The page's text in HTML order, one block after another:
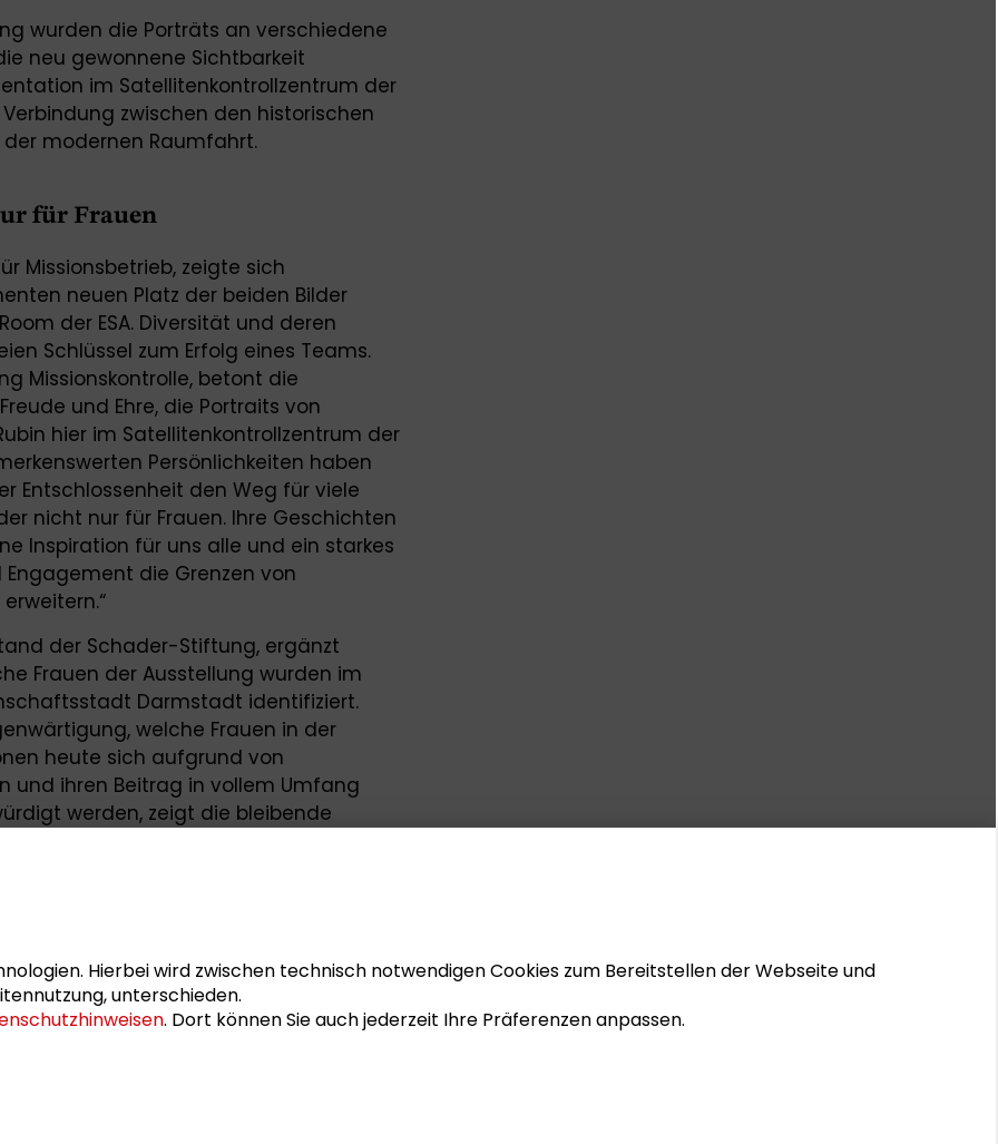
wurden die Porträts an verschiedene
neu gewonnene Sichtbarkeit
im Satellitenkontrollzentrum der
zwischen den historischen
modernen Raumfahrt.
für Frauen
Missionsbetrieb, zeigte sich
neuen Platz der beiden Bilder
der ESA. Diversität und deren
Schlüssel zum Erfolg eines Teams.
Missionskontrolle, betont die
und Ehre, die Portraits von
hier im Satellitenkontrollzentrum der
Persönlichkeiten haben
Entschlossenheit den Weg für viele
nicht nur für Frauen. Ihre Geschichten
Inspiration für uns alle und ein starkes
die Grenzen von
der Schader-Stiftung, ergänzt
Frauen der Ausstellung wurden im
Darmstadt identifiziert.
welche Frauen in der
heute sich aufgrund von
und ihren Beitrag in vollem Umfang
werden, zeigt die bleibende
in Darmstadt außerdem bei
Tonkunst, der TU Darmstadt und der
Hierbei wird zwischen technisch notwendigen Cookies zum Bereitstellen der Webseite und
unterschieden.
. Dort können Sie auch jederzeit Ihre Präferenzen anpassen.